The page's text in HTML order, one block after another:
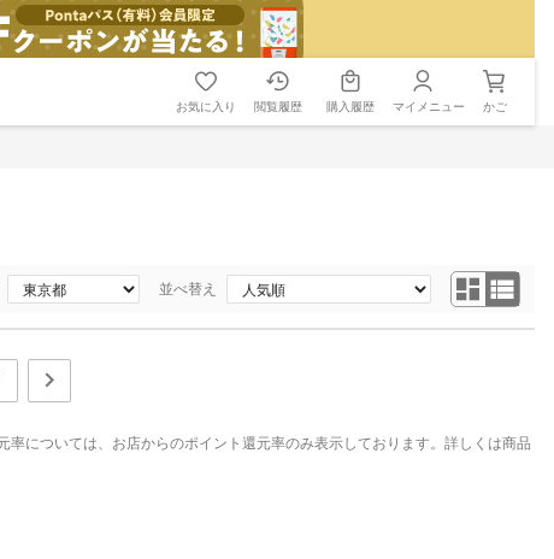
お気に入り 閲覧履歴 購入履歴 マイメニュー かご
並べ替え
については、お店からのポイント還元率のみ表示しております。詳しくは商品